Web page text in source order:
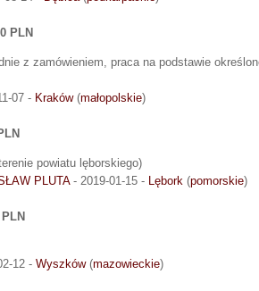
PLN
z zamówieniem, praca na podstawie
07 - Kraków(małopolskie)
powiatu lęborskiego)
PLUTA- 2019-01-15 - Lębork (pomorskie)
12 - Wyszków(mazowieckie)